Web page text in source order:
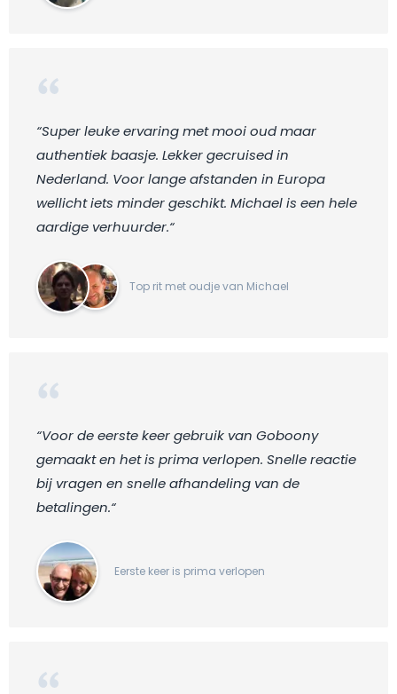
“Super leuke ervaring met mooi oud maar
authentiek baasje. Lekker gecruised in
Nederland. Voor lange afstanden in Europa
wellicht iets minder geschikt. Michael is een hele
aardige verhuurder.“
Top rit met oudje van Michael
“Voor de eerste keer gebruik van Goboony
gemaakt en het is prima verlopen. Snelle reactie
bij vragen en snelle afhandeling van de
betalingen.“
Eerste keer is prima verlopen